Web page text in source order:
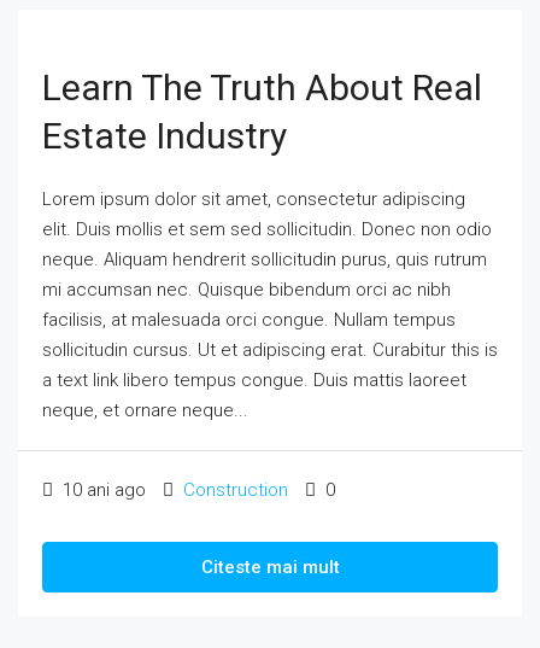
Learn The Truth About Real
Estate Industry
Lorem ipsum dolor sit amet, consectetur adipiscing
elit. Duis mollis et sem sed sollicitudin. Donec non odio
neque. Aliquam hendrerit sollicitudin purus, quis rutrum
mi accumsan nec. Quisque bibendum orci ac nibh
facilisis, at malesuada orci congue. Nullam tempus
sollicitudin cursus. Ut et adipiscing erat. Curabitur this is
a text link libero tempus congue. Duis mattis laoreet
neque, et ornare neque...
10 ani ago Construction 0
Citeste mai mult